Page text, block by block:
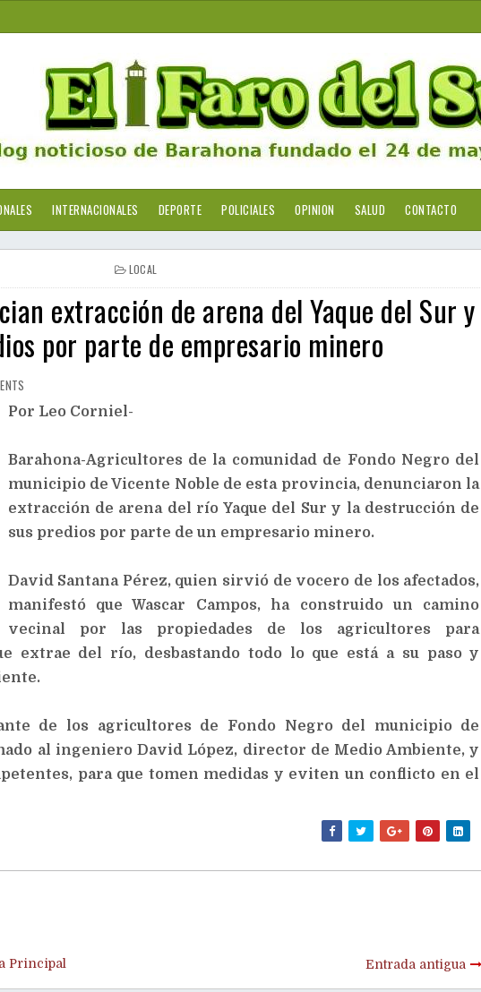
INTERNACIONALES DEPORTE POLICIALES OPINION SALUD CONTACTO
LOCAL
extracción de arena del Yaque del Sur y
por parte de empresario minero
Por Leo Corniel-
Barahona-Agricultores de la comunidad de Fondo Negro del
municipio de Vicente Noble de esta provincia, denunciaron la
extracción de arena del río Yaque del Sur y la destrucción de
sus predios por parte de un empresario minero.
David Santana Pérez, quien sirvió de vocero de los afectados,
manifestó que Wascar Campos, ha construido un camino
vecinal por las propiedades de los agricultores para
extrae del río, desbastando todo lo que está a su paso y
de los agricultores de Fondo Negro del municipio de
al ingeniero David López, director de Medio Ambiente, y
para que tomen medidas y eviten un conflicto en el
Entrada antigua
Principal